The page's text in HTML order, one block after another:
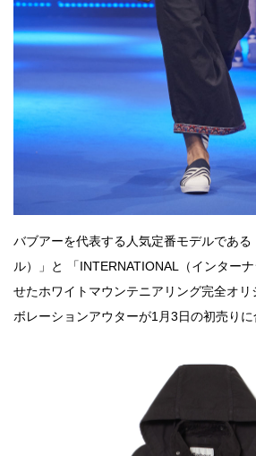
バブアーを代表する人気定番モデルである
ル）」と 「INTERNATIONAL（インター
せたホワイトマウンテニアリング完全オリ
ボレーションアウターが1月3日の初売りに